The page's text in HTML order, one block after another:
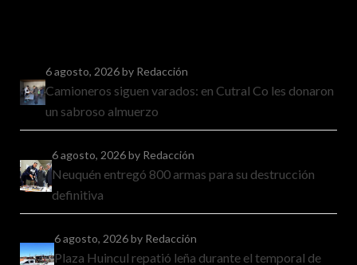
6 agosto, 2026by Redacción
Camioneros siguen varados: en Cutral Co les donaron
un sabroso almuerzo
6 agosto, 2026by Redacción
Neuquén entregó 800 armas para su destrucción
definitiva
6 agosto, 2026by Redacción
Plaza Huincul repatió leña durante el temporal de